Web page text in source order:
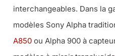
interchangeables. Dans la
modèles Sony Alpha
A850 ou Alpha 900 à